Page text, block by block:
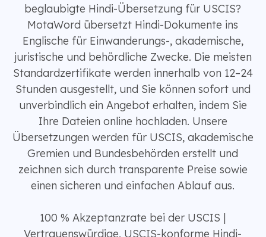
beglaubigte Hindi-Übersetzung für USCIS?
MotaWord übersetzt Hindi-Dokumente ins
Englische für Einwanderungs-, akademische,
juristische und behördliche Zwecke. Die meisten
Standardzertifikate werden innerhalb von 12–24
Stunden ausgestellt, und Sie können sofort und
unverbindlich ein Angebot erhalten, indem Sie
Ihre Dateien online hochladen. Unsere
Übersetzungen werden für USCIS, akademische
Gremien und Bundesbehörden erstellt und
zeichnen sich durch transparente Preise sowie
einen sicheren und einfachen Ablauf aus.
100 % Akzeptanzrate bei der USCIS |
Vertrauenswürdige, USCIS-konforme Hindi-